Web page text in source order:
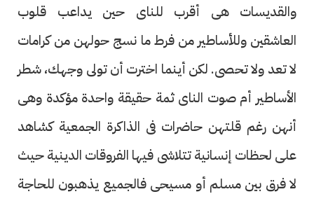
والقديسات هى أقرب للناى حين يداعب قلوب
العاشقين وللأساطير من فرط ما نسج حولهن من كرامات
لا تعد ولا تحصى. لكن أينما اخترت أن تولى وجهك، شطر
الأساطير أم صوت الناى ثمة حقيقة واحدة مؤكدة وهى
أنهن رغم قلتهن حاضرات فى الذاكرة الجمعية كشاهد
على لحظات إنسانية تتلاشى فيها الفروقات الدينية حيث
لا فرق بين مسلم أو مسيحى فالجميع يذهبون للحاجة